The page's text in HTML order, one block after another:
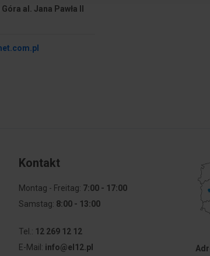
al. Jana Pawła II
Kontakt
Montag - Freitag: 7:00 - 17:00
Samstag: 8:00 - 13:00
Tel.: 12 269 12 12
E-Mail: info@el12.pl